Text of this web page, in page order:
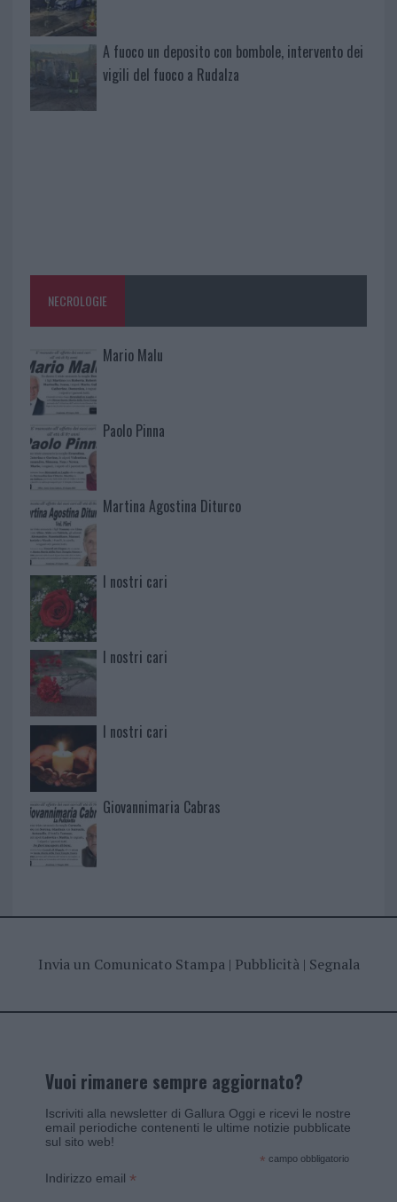
A fuoco un deposito con bombole, intervento dei
vigili del fuoco a Rudalza
NECROLOGIE
Mario Malu
Paolo Pinna
Martina Agostina Diturco
I nostri cari
I nostri cari
I nostri cari
Giovannimaria Cabras
Invia un Comunicato Stampa| Pubblicità| Segnala
Vuoi rimanere sempre aggiornato?
Iscriviti alla newsletter di Gallura Oggi e ricevi le nostre
email periodiche contenenti le ultime notizie pubblicate
sul sito web!
* campo obbligatorio
Indirizzo email *